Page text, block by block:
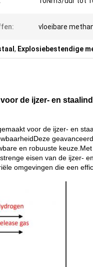
vloeibare
, Explosiebestendige
de ijzer- en
voor de ijzer- en
en robuuste
eisen van de ijzer-
omgevingen die een